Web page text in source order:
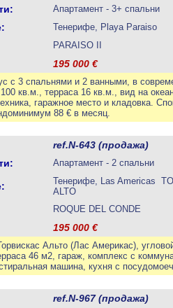
Апартамент - 3+ спальни
Тенерифе, Playa Paraiso
PARAISO II
195 000€
с 3 спальнями и 2 ванными, в
кв.м., терраса 16 кв.м., вид на
гаражное место и кладовка.
88 € в месяц.
ref.N-643 (продажа)
Апартамент - 2 спальни
Тенерифе, Las Americas
ALTO
ROQUE DEL CONDE
195 000€
Альто (Лас Америкас),
46 м2, гараж, комплекс с
машина, кухня с
ref.N-967 (продажа)